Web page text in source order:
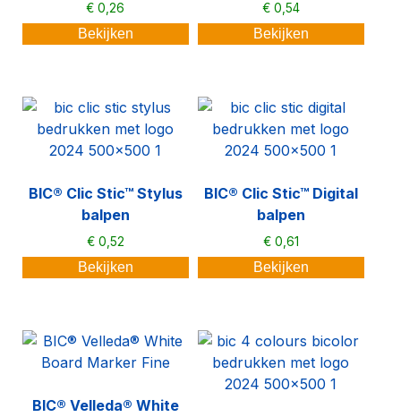
€ 0,26
Bekijken
€0,54
Bekijken
BIC® Clic Stic™ Stylus
balpen
€0,52
Bekijken
BIC® Clic Stic™ Digital
balpen
€0,61
Bekijken
BIC® Velleda® White